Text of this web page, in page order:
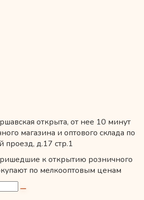
открыта, от нее 10 минут
магазина и оптового склада по
проезд, д.17 стр.1
к открытию розничного
по мелкооптовым ценам